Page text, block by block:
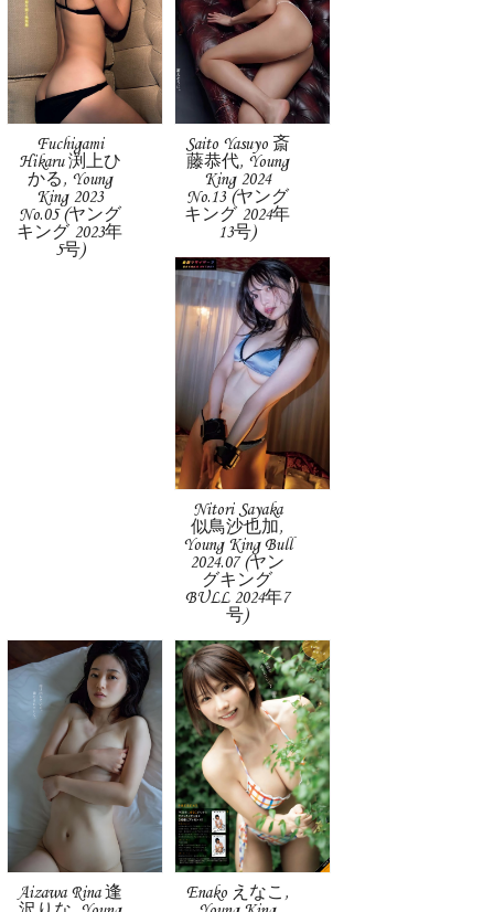
Fuchigami
Hikaru 渕上ひ
かる, Young
King 2023
No.05 (ヤング
キング 2023年
5号)
Saito Yasuyo 斎
藤恭代, Young
King 2024
No.13 (ヤング
キング 2024年
13号)
Nitori Sayaka
似鳥沙也加,
Young King Bull
2024.07 (ヤン
グキング
BULL 2024年7
号)
Aizawa Rina 逢
Enako えなこ,